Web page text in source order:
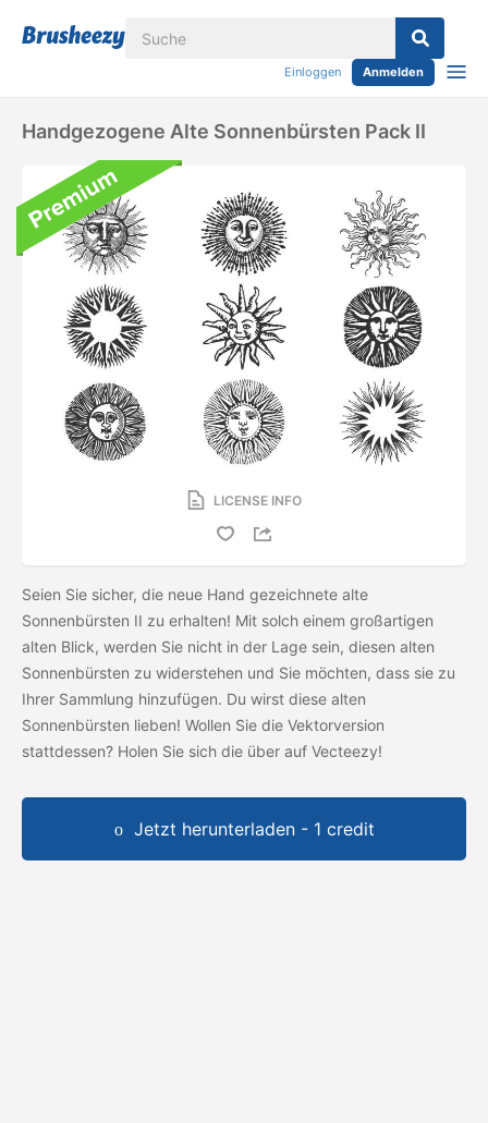
Einloggen Anmelden
Handgezogene Alte Sonnenbürsten Pack II
LICENSE INFO
Seien Sie sicher, die neue Hand gezeichnete alte
Sonnenbürsten II zu erhalten! Mit solch einem großartigen
alten Blick, werden Sie nicht in der Lage sein, diesen alten
Sonnenbürsten zu widerstehen und Sie möchten, dass sie zu
Ihrer Sammlung hinzufügen. Du wirst diese alten
Sonnenbürsten lieben! Wollen Sie die Vektorversion
stattdessen? Holen Sie sich die über auf Vecteezy!
Jetzt herunterladen - 1 credit